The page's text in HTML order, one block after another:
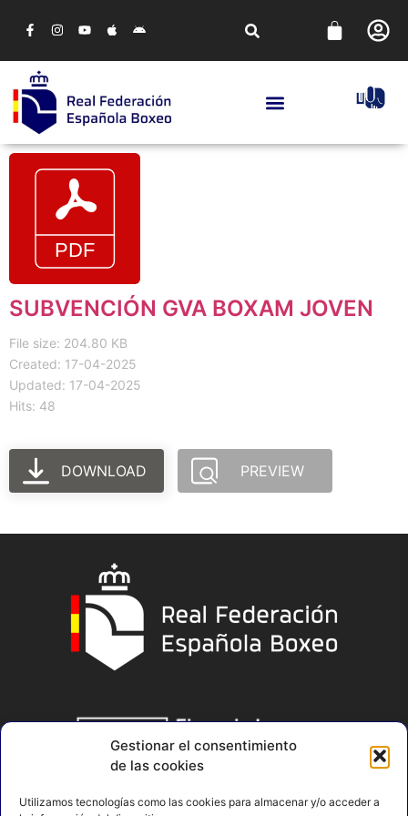
Gestionar el consentimiento
de las cookies
Utilizamos tecnologías como las cookies para almacenar y/o acceder a
SUBVENCIÓN GVA BOXAM JOVEN
File size: 204.80 KB
Created: 17-04-2025
Updated: 17-04-2025
Hits: 48
DOWNLOAD PREVIEW